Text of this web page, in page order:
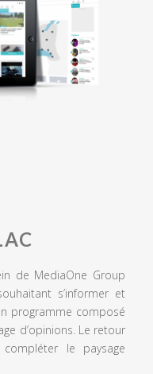
de MediaOne Group
s’informer et
programme composé
d’opinions. Le retour
le paysage